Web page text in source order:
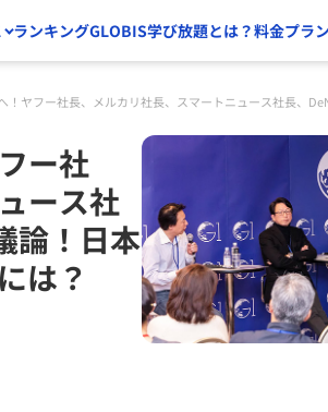
ランキングGLOBIS学び放題とは？料金プラン
！ヤフー社長、メルカリ社長、スマートニュース社長、
ー社
ース社
論！日本
は？